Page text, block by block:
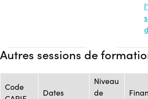
Autres sessions de
Code
Dates
Niveau
de